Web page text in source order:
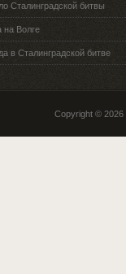
Сталинградской битвы
на Волге
в Сталинградской битве
Copyright © 2026